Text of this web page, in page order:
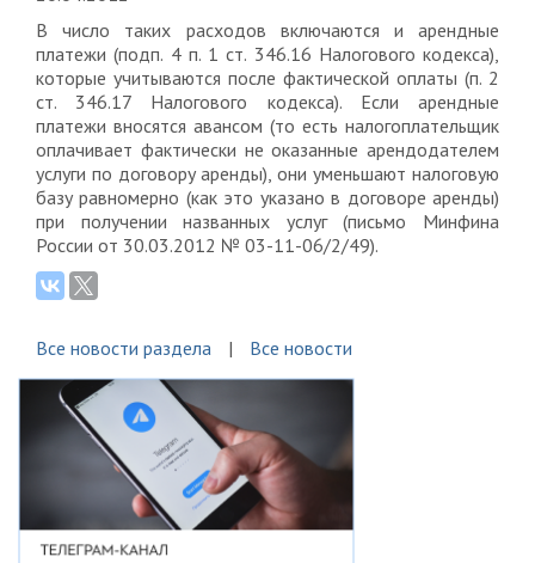
В число таких расходов включаются и арендные
платежи (подп. 4 п. 1 ст. 346.16 Налогового кодекса),
которые учитываются после фактической оплаты (п. 2
ст. 346.17 Налогового кодекса). Если арендные
платежи вносятся авансом (то есть налогоплательщик
оплачивает фактически не оказанные арендодателем
услуги по договору аренды), они уменьшают налоговую
базу равномерно (как это указано в договоре аренды)
при получении названных услуг (письмо Минфина
России от 30.03.2012 № 03-11-06/2/49).
Все новости раздела Все новости